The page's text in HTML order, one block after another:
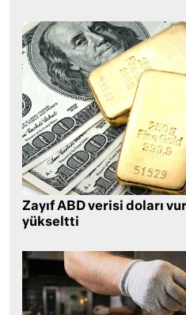
Zayıf ABD verisi doları
yükseltti